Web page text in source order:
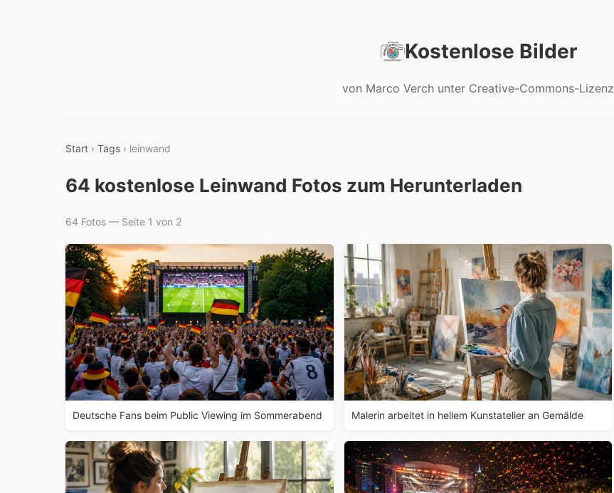
Kostenlose Bilder
von Marco Verch unter Creative-Commons-Lizenz
Start › Tags › leinwand
64 kostenlose Leinwand Fotos zum Herunterladen
64 Fotos — Seite 1 von 2
Deutsche Fans beim Public Viewing im Sommerabend Malerin arbeitet in hellem Kunstatelier an Gemälde